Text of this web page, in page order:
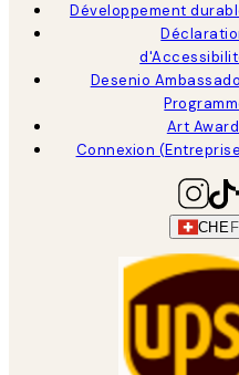
Développement
Desenio
Art
Connexion
CHE